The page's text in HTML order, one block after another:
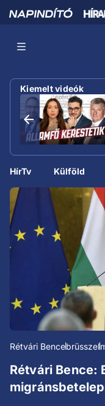
Kiemelt videók
HírTv Külföld
Rétvári Bencebrüsszel
Rétvári Bence: